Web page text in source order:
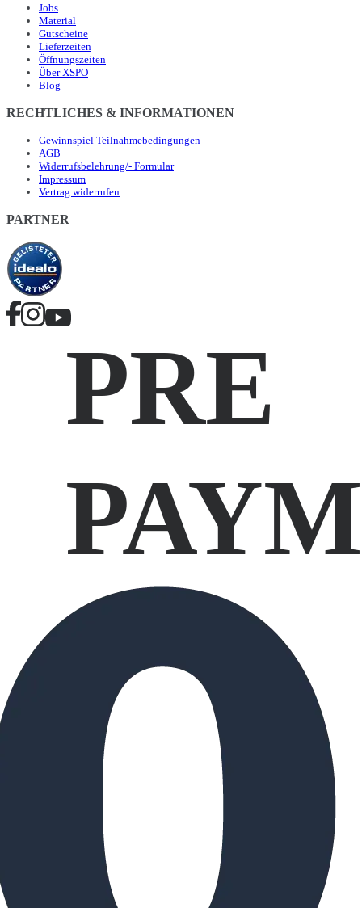
Jobs
Material
Gutscheine
Lieferzeiten
Öffnungszeiten
Über XSPO
Blog
RECHTLICHES & INFORMATIONEN
Gewinnspiel Teilnahmebedingungen
AGB
Widerrufsbelehrung/- Formular
Impressum
Vertrag widerrufen
PARTNER